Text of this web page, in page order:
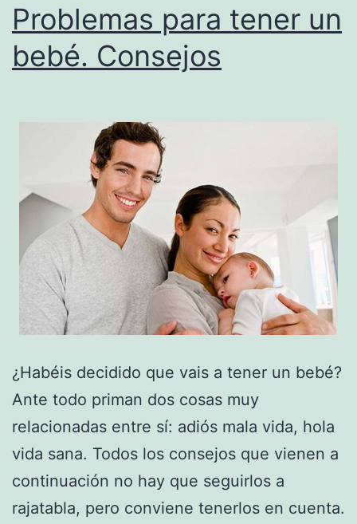
Problemas para tener un
bebé. Consejos
¿Habéis decidido que vais a tener un bebé?
Ante todo priman dos cosas muy
relacionadas entre sí: adiós mala vida, hola
vida sana. Todos los consejos que vienen a
continuación no hay que seguirlos a
rajatabla, pero conviene tenerlos en cuenta.